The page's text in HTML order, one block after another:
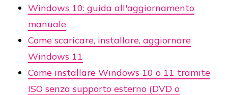
Windows 10: guida all'aggiornamento
manuale
Come scaricare, installare, aggiornare
Windows 11
Come installare Windows 10 o 11 tramite
ISO senza supporto esterno (DVD o